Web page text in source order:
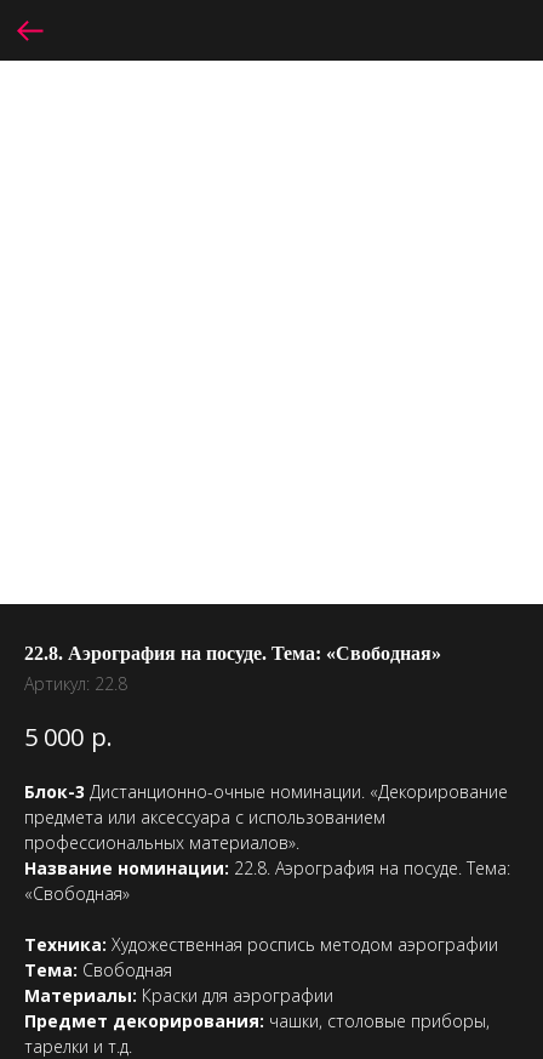
22.8. Аэрография на посуде. Тема: «Свободная»
Артикул: 22.8
5 000 р.
Блок-3 Дистанционно-очные номинации. «Декорирование
предмета или аксессуара с использованием
профессиональных материалов».
Название номинации: 22.8. Аэрография на посуде. Тема:
«Свободная»
Техника: Художественная роспись методом аэрографии
Тема: Свободная
Материалы: Краски для аэрографии
Предмет декорирования: чашки, столовые приборы,
тарелки и т.д.